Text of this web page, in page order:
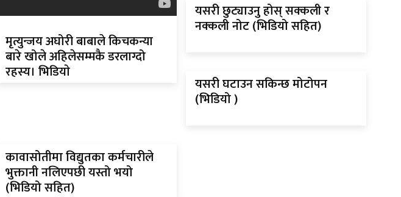
मृत्युन्जय अघोरी बाबाले किचकन्या
बारे खोले अहिलेसम्मकै डरलाग्दो
रहस्य। भिडियाे
यसरी छुट्याउनु होस् सक्कली र
नक्कली नोट (भिडियो सहित)
यसरी घटाउन सकिन्छ मोटोपन
(भिडियो )
कावासोतीमा विद्युतका कर्मचारीले
भुक्तानी नलिएपछी यस्तो भयो
(भिडियो सहित)